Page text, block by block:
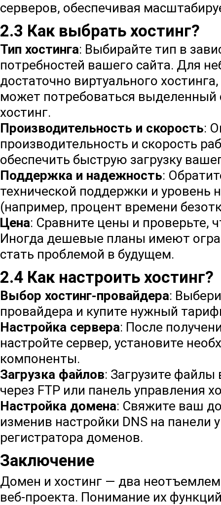
серверов, обеспечивая
2.3 Как выбрать хостинг?
Тип хостинга: Выбирайте тип в
потребностей вашего сайта. Для
достаточно виртуального
может потребоваться выделенный
хостинг.
Производительность и скорость:
производительность и скорость
обеспечить быструю загрузку
Поддержка и надежность:
технической поддержки и уровень
(например, процент времени
Цена: Сравните цены и проверьте,
Иногда дешевые планы имеют
стать проблемой в будущем.
2.4 Как настроить хостинг?
Выбор хостинг-провайдера:
провайдера и купите нужный
Настройка сервера: После
настройте сервер, установите
компоненты.
Загрузка файлов: Загрузите файлы
через FTP или панель управления
Настройка домена: Свяжите ваш
изменив настройки DNS на панели
регистратора доменов.
Заключение
Домен и хостинг — два
веб-проекта. Понимание их